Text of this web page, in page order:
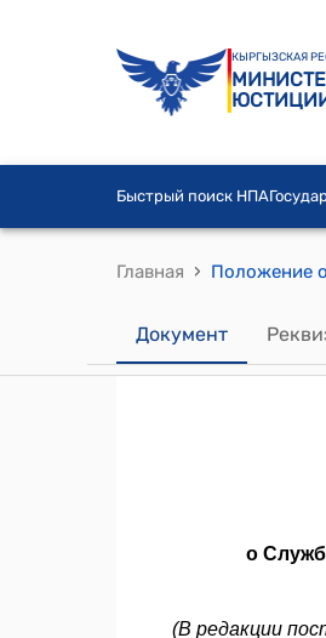
КЫРГЫЗСКАЯ
Быстрый поиск НПА
Главная ›
Документ